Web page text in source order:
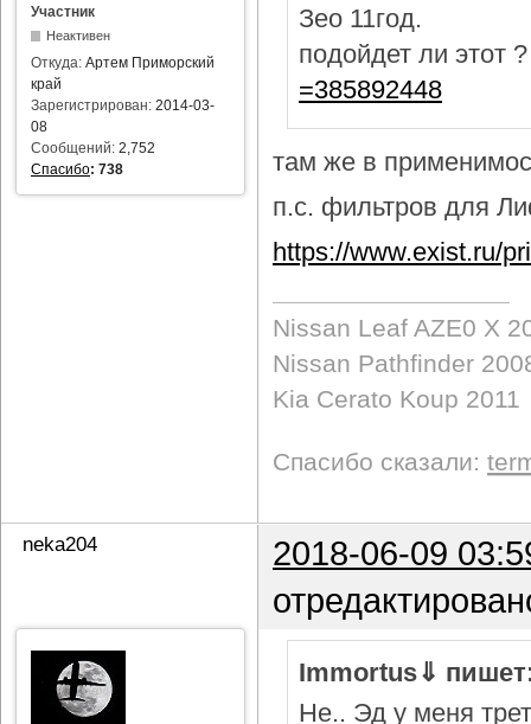
Участник
Неактивен
Откуда: Артем Приморский
край
Зарегистрирован: 2014-03-
08
Сообщений: 2,752
Спасибо: 738
Зео 11год.
подойдет ли этот
=385892448
там же в
п.с. фильтров для
https://www.exist.ru/
Nissan Leaf AZE0 X
Nissan Pathfinder
Kia Cerato Koup 2011
Спасибо сказали:
neka204
2018-06-09
Immortus⇓
Не.. Эд у меня